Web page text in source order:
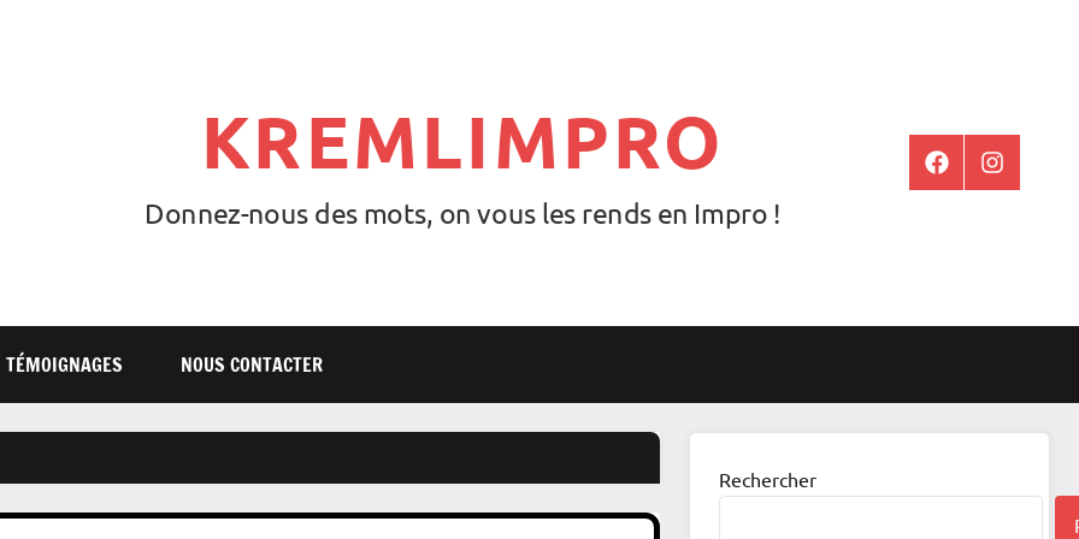
KREMLIMPRO
Donnez-nous des mots, on vous les rends en Impro !
FacebookInstagram
TÉMOIGNAGES NOUS CONTACTER
Rechercher